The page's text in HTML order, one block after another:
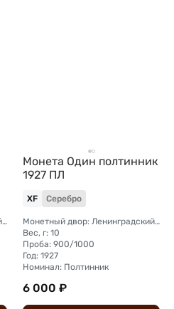
Монетный двор: Ленинградский (ЛМД)
Монета Один полтинник
1927 ПЛ
XF Серебро
Монетный двор: Ленинградский (ЛМД)
Вес, г: 10
Проба: 900/1000
Год: 1927
Номинал: Полтинник
6 000 ₽